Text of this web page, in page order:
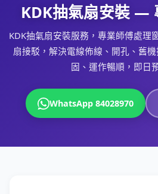
KDK抽氣扇安裝 —
KDK抽氣扇安裝服務，專業師傅處理
扇接駁，解決電線佈線、開孔、舊
固、運作暢順，即日
WhatsApp 84028970